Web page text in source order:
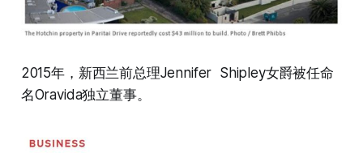
2015年，新西兰前总理Jennifer Shipley女爵被任命
名Oravida独立董事。